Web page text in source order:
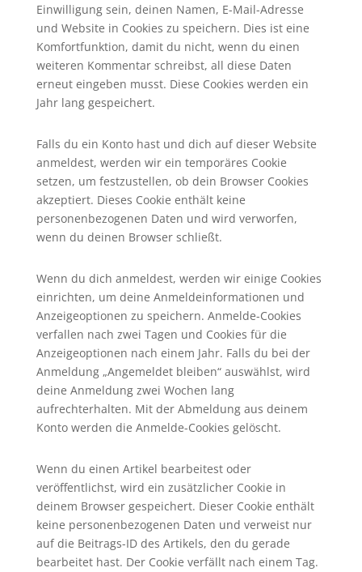
Einwilligung sein, deinen Namen, E-Mail-Adresse
und Website in Cookies zu speichern. Dies ist eine
Komfortfunktion, damit du nicht, wenn du einen
weiteren Kommentar schreibst, all diese Daten
erneut eingeben musst. Diese Cookies werden ein
Jahr lang gespeichert.
Falls du ein Konto hast und dich auf dieser Website
anmeldest, werden wir ein temporäres Cookie
setzen, um festzustellen, ob dein Browser Cookies
akzeptiert. Dieses Cookie enthält keine
personenbezogenen Daten und wird verworfen,
wenn du deinen Browser schließt.
Wenn du dich anmeldest, werden wir einige Cookies
einrichten, um deine Anmeldeinformationen und
Anzeigeoptionen zu speichern. Anmelde-Cookies
verfallen nach zwei Tagen und Cookies für die
Anzeigeoptionen nach einem Jahr. Falls du bei der
Anmeldung „Angemeldet bleiben“ auswählst, wird
deine Anmeldung zwei Wochen lang
aufrechterhalten. Mit der Abmeldung aus deinem
Konto werden die Anmelde-Cookies gelöscht.
Wenn du einen Artikel bearbeitest oder
veröffentlichst, wird ein zusätzlicher Cookie in
deinem Browser gespeichert. Dieser Cookie enthält
keine personenbezogenen Daten und verweist nur
auf die Beitrags-ID des Artikels, den du gerade
bearbeitet hast. Der Cookie verfällt nach einem Tag.